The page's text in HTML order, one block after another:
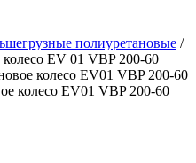
полиуретановые /
EV 01 VBP 200-60